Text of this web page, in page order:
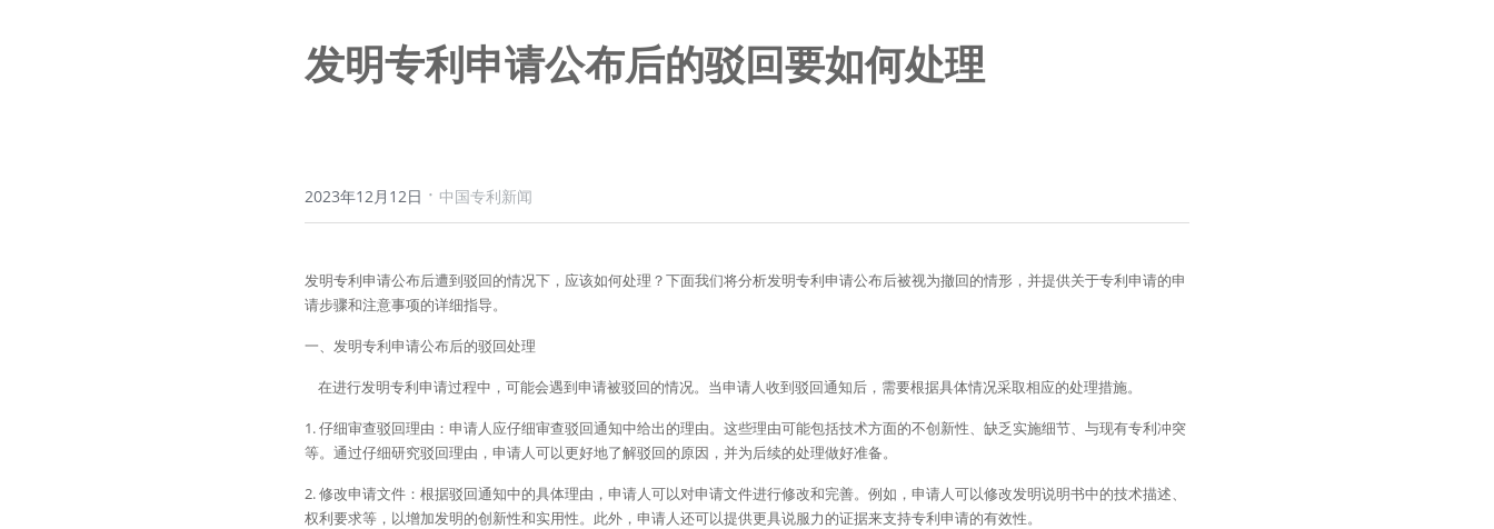
发明专利申请公布后的驳回要如何处理
2023年12月12日 · 中国专利新闻
发明专利申请公布后遭到驳回的情况下，应该如何处理？下面我们将分析发明专利申请公布后被视为撤回的情形，并提供关于专利申请的申
请步骤和注意事项的详细指导。
一、发明专利申请公布后的驳回处理
    在进行发明专利申请过程中，可能会遇到申请被驳回的情况。当申请人收到驳回通知后，需要根据具体情况采取相应的处理措施。
1. 仔细审查驳回理由：申请人应仔细审查驳回通知中给出的理由。这些理由可能包括技术方面的不创新性、缺乏实施细节、与现有专利冲突
等。通过仔细研究驳回理由，申请人可以更好地了解驳回的原因，并为后续的处理做好准备。
2. 修改申请文件：根据驳回通知中的具体理由，申请人可以对申请文件进行修改和完善。例如，申请人可以修改发明说明书中的技术描述、
权利要求等，以增加发明的创新性和实用性。此外，申请人还可以提供更具说服力的证据来支持专利申请的有效性。